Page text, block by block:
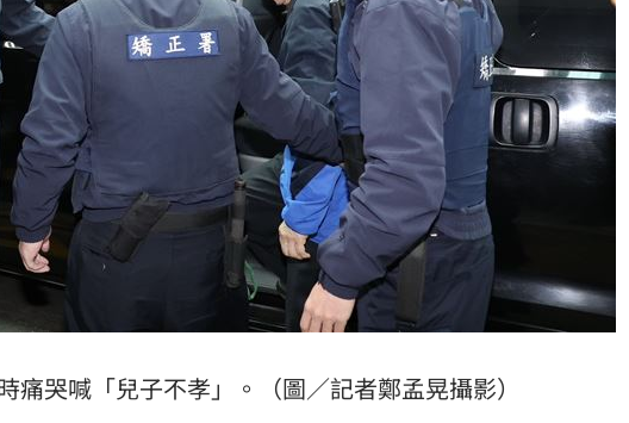
成形 12:00
」氣 12:00
場！
痛哭喊「兒子不孝」。（圖／記者鄭孟晃攝影）